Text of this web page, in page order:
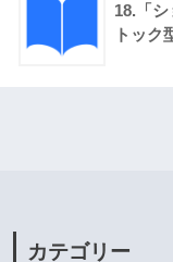
18.「
トック
カテゴリー